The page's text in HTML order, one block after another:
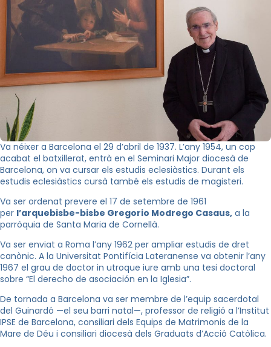
Va néixer a Barcelona el 29 d’abril de 1937. L’any 1954, un cop
acabat el batxillerat, entrà en el Seminari Major diocesà de
Barcelona, on va cursar els estudis eclesiàstics. Durant els
estudis eclesiàstics cursà també els estudis de magisteri.
Va ser ordenat prevere el 17 de setembre de 1961
per l’arquebisbe-bisbe Gregorio Modrego Casaus, a la
parròquia de Santa Maria de Cornellà.
Va ser enviat a Roma l’any 1962 per ampliar estudis de dret
canònic. A la Universitat Pontifícia Lateranense va obtenir l’any
1967 el grau de doctor in utroque iure amb una tesi doctoral
sobre “El derecho de asociación en la Iglesia”.
De tornada a Barcelona va ser membre de l’equip sacerdotal
del Guinardó —el seu barri natal—, professor de religió a l’Institut
IPSE de Barcelona, consiliari dels Equips de Matrimonis de la
Mare de Déu i consiliari diocesà dels Graduats d’Acció Catòlica.